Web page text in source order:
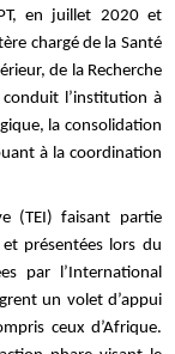
en juillet 2020 et
chargé de la Santé
de la Recherche
conduit l’institution à
la consolidation
à la coordination
(TEI) faisant partie
et présentées lors du
par l’International
un volet d’appui
ceux d’Afrique.